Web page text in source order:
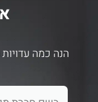
הנה כמה